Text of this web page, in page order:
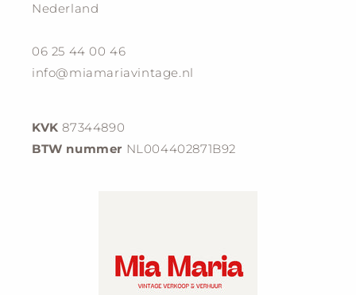
Nederland
06 25 44 00 46
info@miamariavintage.nl
KVK 87344890
BTW nummer NL004402871B92